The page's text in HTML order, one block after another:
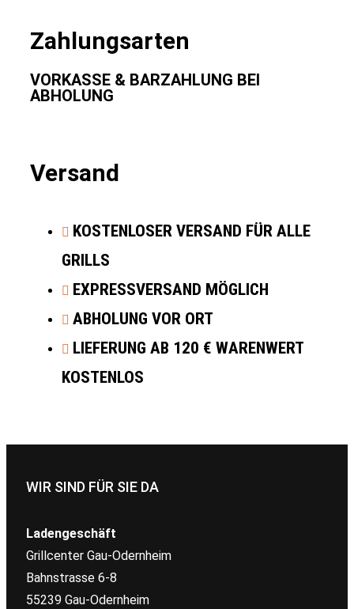
Zahlungsarten
VORKASSE & BARZAHLUNG BEI
ABHOLUNG
Versand
KOSTENLOSER VERSAND FÜR ALLE
GRILLS
EXPRESSVERSAND MÖGLICH
ABHOLUNG VOR ORT
LIEFERUNG AB 120 € WARENWERT
KOSTENLOS
WIR SIND FÜR SIE DA
Ladengeschäft
Grillcenter Gau-Odernheim
Bahnstrasse 6-8
55239 Gau-Odernheim